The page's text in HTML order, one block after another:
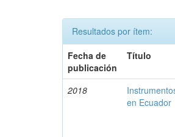
Resultados por ítem:
Fecha de
publicación
Título
2018
en Ecuador